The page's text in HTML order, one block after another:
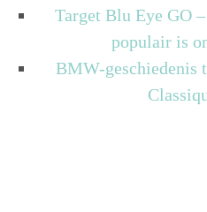
Target Blu Eye GO
populair is
BMW-geschiedenis